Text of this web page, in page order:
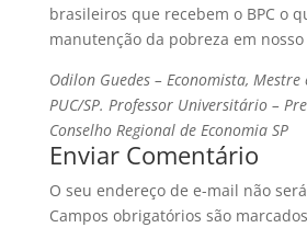
brasileiros que recebem o BPC o
manutenção da pobreza em nosso
Odilon Guedes – Economista,
PUC/SP. Professor Universitário –
Conselho Regional de Economia SP
Enviar Comentário
O seu endereço de e-mail não
Campos obrigatórios são